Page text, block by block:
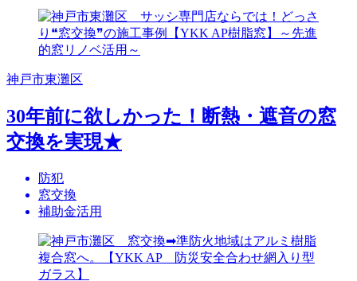
神戸市東灘区
30年前に欲しかった！断熱・遮音の窓
交換を実現★
防犯
窓交換
補助金活用